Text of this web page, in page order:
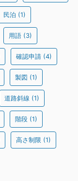
民泊 (1)
用語 (3)
確認申請 (4)
製図 (1)
道路斜線 (1)
階段 (1)
高さ制限 (1)